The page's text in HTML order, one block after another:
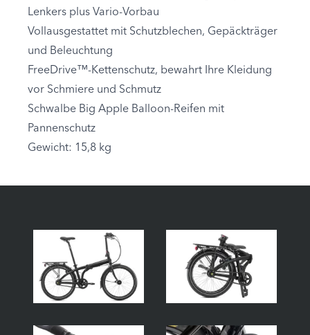
Lenkers plus Vario-Vorbau
Vollausgestattet mit Schutzblechen, Gepäckträger
und Beleuchtung
FreeDrive™-Kettenschutz, bewahrt Ihre Kleidung
vor Schmiere und Schmutz
Schwalbe Big Apple Balloon-Reifen mit
Pannenschutz
Gewicht: 15,8 kg